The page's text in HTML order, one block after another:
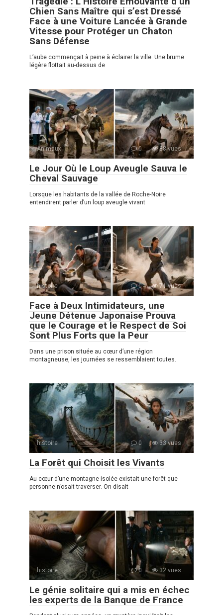
Chien Sans Maître qui s’est Dressé
Face à une Voiture Lancée à Grande
Vitesse pour Protéger un Chaton
Sans Défense
L’aube commençait à peine à éclairer la ville. Une brume
légère flottait au-dessus de
Animaux 0 88 vues
Le Jour Où le Loup Aveugle Sauva le
Cheval Sauvage
Lorsque les habitants de la vallée de Roche-Noire
entendirent parler d’un loup aveugle vivant
histoire 0 71 vues
Face à Deux Intimidateurs, une
Jeune Détenue Japonaise Prouva
que le Courage et le Respect de Soi
Sont Plus Forts que la Peur
Dans une prison située au cœur d’une région
montagneuse, les journées se ressemblaient toutes.
histoire 0 33 vues
La Forêt qui Choisit les Vivants
Au cœur d’une montagne isolée existait une forêt que
personne n’osait traverser. On disait
histoire 0 32 vues
Le génie solitaire qui a mis en échec
les experts de la Banque de France